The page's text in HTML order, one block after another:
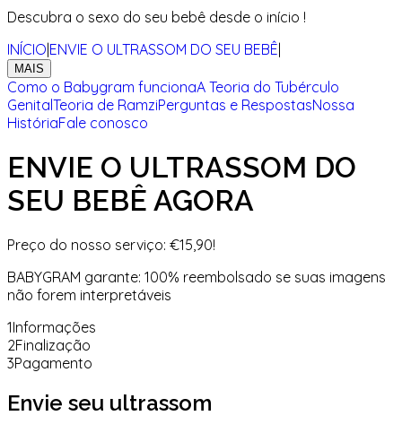
Descubra o sexo do seu bebê desde o início !
INÍCIO|ENVIE O ULTRASSOM DO SEU BEBÊ|
MAIS
Como o Babygram funcionaA Teoria do Tubérculo
GenitalTeoria de RamziPerguntas e RespostasNossa
HistóriaFale conosco
ENVIE O ULTRASSOM DO
SEU BEBÊ AGORA
Preço do nosso serviço: €15,90!
BABYGRAM garante: 100% reembolsado se suas imagens
não forem interpretáveis
1Informações
2Finalização
3Pagamento
Envie seu ultrassom